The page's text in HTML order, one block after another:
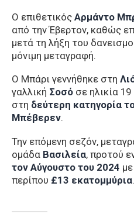
Ο επιθετικός Αρμάντο
από την Έβερτον, καθώς
μετά τη λήξη του
μόνιμη μεταγραφή.
Ο Μπάρι γεννήθηκε στη
γαλλική Σοσό σε ηλικία
στη δεύτερη κατηγορία
Μπέβερεν.
Την επόμενη σεζόν,
ομάδα Βασιλεία, προτού
τον Αύγουστο του 2024
περίπου £13 εκατομμύρια.